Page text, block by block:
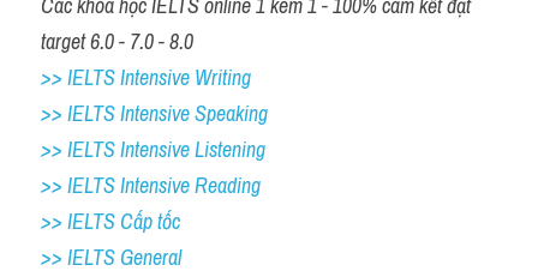
target 6.0 - 7.0 - 8.0
>> IELTS Intensive Writing
>> IELTS Intensive Speaking
>> IELTS Intensive Listening
>> IELTS Intensive Reading
>> IELTS Cấp tốc
>> IELTS General